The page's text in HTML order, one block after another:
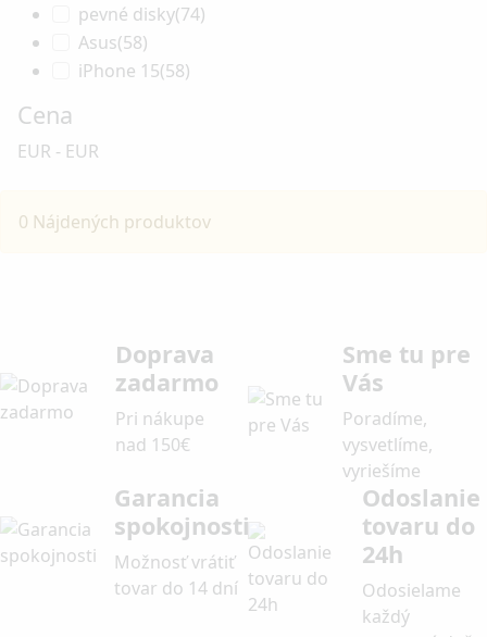
pevné disky(74)
Asus(58)
iPhone 15(58)
Cena
EUR - EUR
0 Nájdených produktov
Doprava
zadarmo
Pri nákupe
nad 150€
Sme tu pre
Vás
Poradíme,
vysvetlíme,
vyriešíme
Garancia
spokojnosti
Možnosť vrátiť
tovar do 14 dní
Odoslanie
tovaru do
24h
Odosielame
každý